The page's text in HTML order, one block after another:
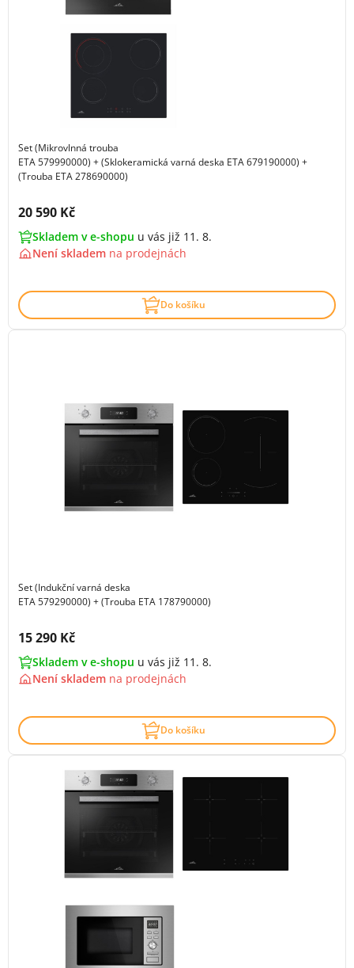
Set (Mikrovlnná trouba
ETA 579990000) + (Sklokeramická varná deska ETA 679190000) +
(Trouba ETA 278690000)
Cena s DPH:
20 590 Kč
Skladem v e-shopu u vás již 11. 8.
Není skladem na prodejnách
Do košíku
Set (Indukční varná deska
ETA 579290000) + (Trouba ETA 178790000)
Cena s DPH:
15 290 Kč
Skladem v e-shopu u vás již 11. 8.
Není skladem na prodejnách
Do košíku